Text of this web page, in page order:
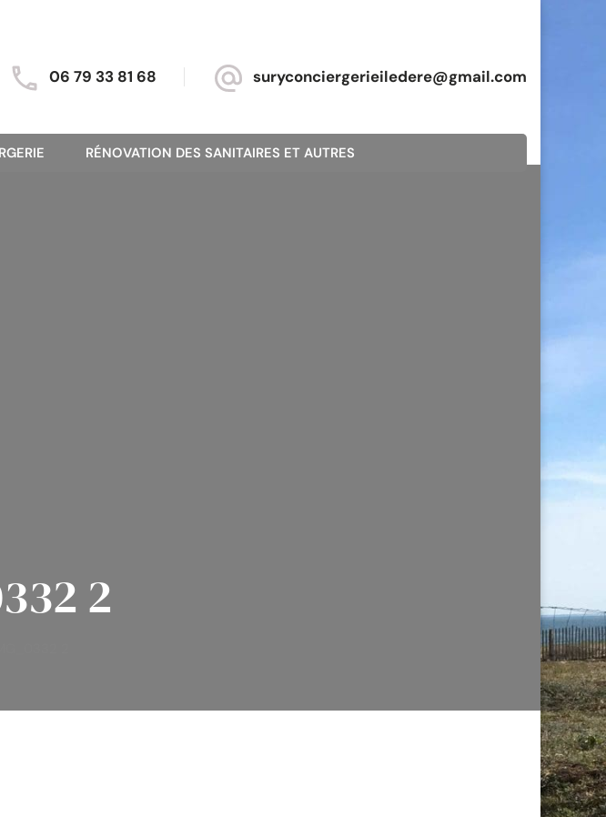
06 79 33 81 68 suryconciergerieiledere@gmail.com
RÉNOVATION DES SANITAIRES ET AUTRES
2